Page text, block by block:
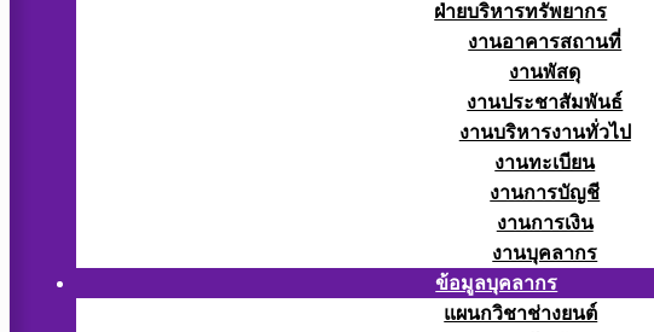
ฝ่ายบริหารทรัพยากร
งานอาคารสถานที่
งานพัสดุ
งานประชาสัมพันธ์
งานบริหารงานทั่วไป
งานทะเบียน
งานการบัญชี
งานการเงิน
งานบุคลากร
ข้อมูลบุคลากร
แผนกวิชาช่างยนต์